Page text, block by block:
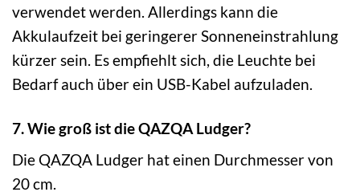
verwendet werden. Allerdings kann die
Akkulaufzeit bei geringerer Sonneneinstrahlung
kürzer sein. Es empfiehlt sich, die Leuchte bei
Bedarf auch über ein USB-Kabel aufzuladen.
7. Wie groß ist die QAZQA Ludger?
Die QAZQA Ludger hat einen Durchmesser von
20 cm.